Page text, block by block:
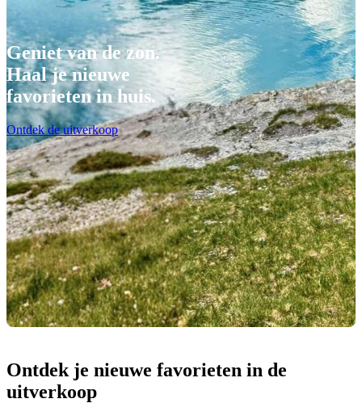
Geniet van de zon.
Haal je nieuwe
favorieten in huis.
Ontdek de uitverkoop
Ontdek je nieuwe favorieten in de
uitverkoop